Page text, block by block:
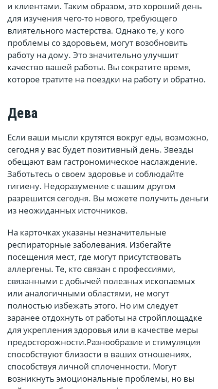
и клиентами. Таким образом, это хороший день
для изучения чего-то нового, требующего
влиятельного мастерства. Однако те, у кого
проблемы со здоровьем, могут возобновить
работу на дому. Это значительно улучшит
качество вашей работы. Вы сократите время,
которое тратите на поездки на работу и обратно.
Дева
Если ваши мысли крутятся вокруг еды, возможно,
сегодня у вас будет позитивный день. Звезды
обещают вам гастрономическое наслаждение.
Заботьтесь о своем здоровье и соблюдайте
гигиену. Недоразумение с вашим другом
разрешится сегодня. Вы можете получить деньги
из неожиданных источников.
На карточках указаны незначительные
респираторные заболевания. Избегайте
посещения мест, где могут присутствовать
аллергены. Те, кто связан с профессиями,
связанными с добычей полезных ископаемых
или аналогичными областями, не могут
полностью избежать этого. Но им следует
заранее отдохнуть от работы на стройплощадке
для укрепления здоровья или в качестве меры
предосторожности.Разнообразие и стимуляция
способствуют близости в ваших отношениях,
способствуя личной сплоченности. Могут
возникнуть эмоциональные проблемы, но вы